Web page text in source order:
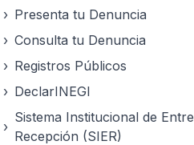
› Presenta tu Denuncia
› Consulta tu Denuncia
› Registros Públicos
› DeclarINEGI
›
Sistema Institucional de
Recepción (SIER)